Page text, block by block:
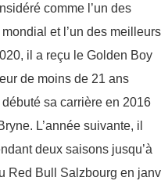
comme l’un des
et l’un des meilleurs
il a reçu le Golden Boy
de moins de 21 ans
sa carrière en 2016
L’année suivante, il
deux saisons jusqu’à
Red Bull Salzbourg en